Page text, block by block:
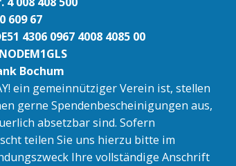
609 67
4306 0967 4008 4085 00
Bochum
ein gemeinnütziger Verein ist, stellen
gerne Spendenbescheinigungen aus,
absetzbar sind. Sofern
teilen Sie uns hierzu bitte im
Ihre vollständige Anschrift